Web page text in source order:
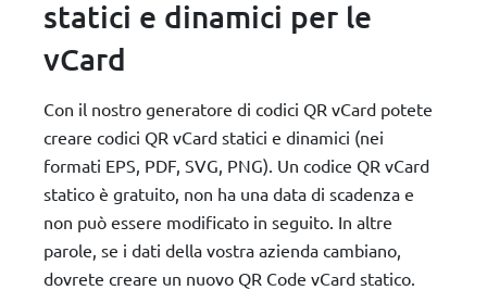
statici e dinamici per le
vCard
Con il nostro generatore di codici QR vCard potete
creare codici QR vCard statici e dinamici (nei
formati EPS, PDF, SVG, PNG). Un codice QR vCard
statico è gratuito, non ha una data di scadenza e
non può essere modificato in seguito. In altre
parole, se i dati della vostra azienda cambiano,
dovrete creare un nuovo QR Code vCard statico.